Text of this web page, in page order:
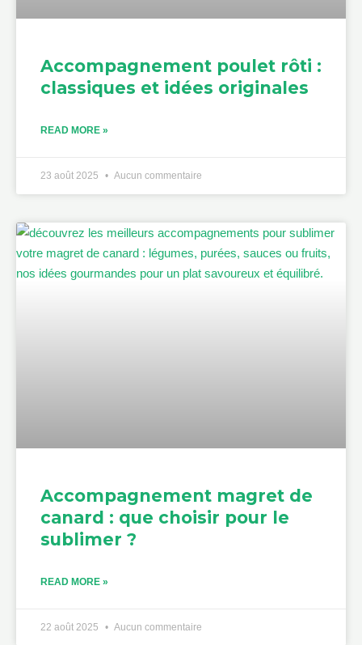
Accompagnement poulet rôti :
classiques et idées originales
READ MORE »
23 août 2025 Aucun commentaire
Accompagnement magret de
canard : que choisir pour le
sublimer ?
READ MORE »
22 août 2025 Aucun commentaire